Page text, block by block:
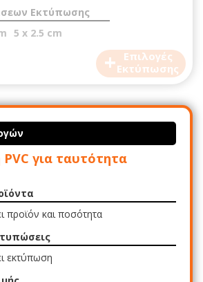
+
Επιλογές
Εκτύπωσης
Εκτύπωσης
5 x 2.5 cm
για ταυτότητα
προϊόν και ποσότητα
εκτύπωση